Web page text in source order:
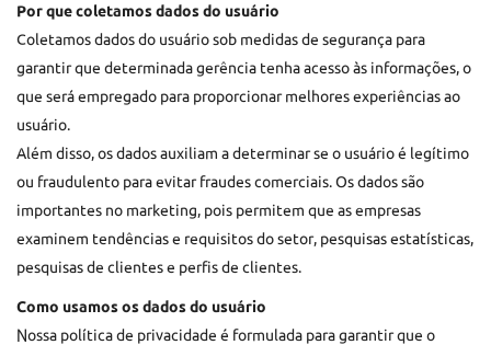
Por que coletamos dados do usuário
Coletamos dados do usuário sob medidas de segurança para
garantir que determinada gerência tenha acesso às informações, o
que será empregado para proporcionar melhores experiências ao
usuário.
Além disso, os dados auxiliam a determinar se o usuário é legítimo
ou fraudulento para evitar fraudes comerciais. Os dados são
importantes no marketing, pois permitem que as empresas
examinem tendências e requisitos do setor, pesquisas estatísticas,
pesquisas de clientes e perfis de clientes.
Como usamos os dados do usuário
Nossa política de privacidade é formulada para garantir que o